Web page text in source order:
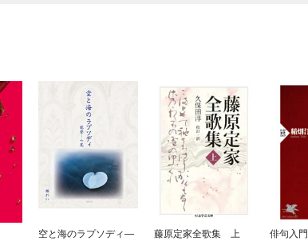
空と海のラプソディ―
藤原定家全歌集 上 俳句入門